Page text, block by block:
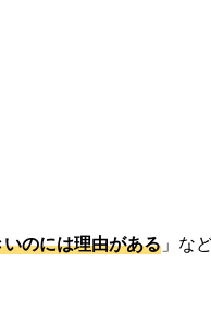
のには理由がある 」な